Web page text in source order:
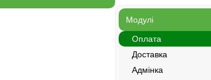
Модулі
Оплата
Доставка
Адмінка